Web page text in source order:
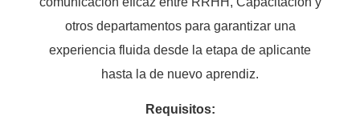
otros departamentos para garantizar una
experiencia fluida desde la etapa de aplicante
hasta la de nuevo aprendiz.
Requisitos: